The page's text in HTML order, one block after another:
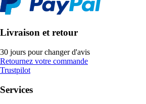
Livraison et retour
30 jours pour changer d'avis
Retournez votre commande
Trustpilot
Services